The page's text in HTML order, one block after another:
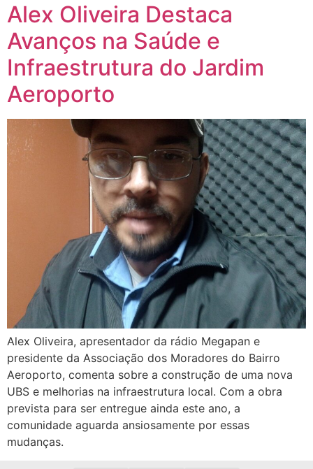
Alex Oliveira Destaca
Avanços na Saúde e
Infraestrutura do Jardim
Aeroporto
Alex Oliveira, apresentador da rádio Megapan e
presidente da Associação dos Moradores do Bairro
Aeroporto, comenta sobre a construção de uma nova
UBS e melhorias na infraestrutura local. Com a obra
prevista para ser entregue ainda este ano, a
comunidade aguarda ansiosamente por essas
mudanças.